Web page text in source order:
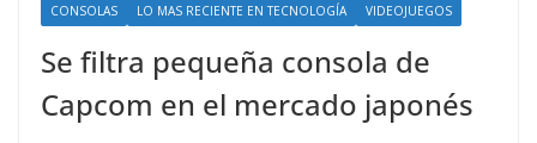
CONSOLAS LO MAS RECIENTE EN TECNOLOGÍA VIDEOJUEGOS
Se filtra pequeña consola de
Capcom en el mercado japonés